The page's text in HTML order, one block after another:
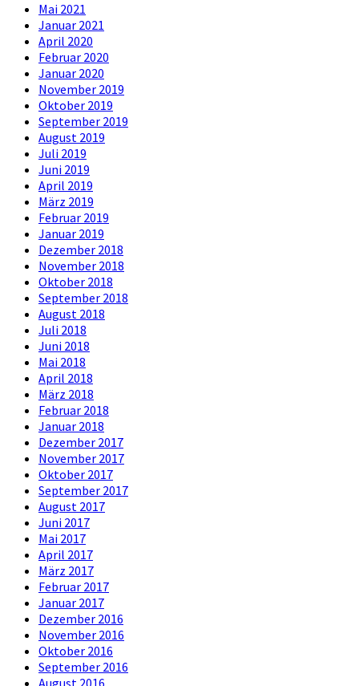
Mai 2021
Januar 2021
April 2020
Februar 2020
Januar 2020
November 2019
Oktober 2019
September 2019
August 2019
Juli 2019
Juni 2019
April 2019
März 2019
Februar 2019
Januar 2019
Dezember 2018
November 2018
Oktober 2018
September 2018
August 2018
Juli 2018
Juni 2018
Mai 2018
April 2018
März 2018
Februar 2018
Januar 2018
Dezember 2017
November 2017
Oktober 2017
September 2017
August 2017
Juni 2017
Mai 2017
April 2017
März 2017
Februar 2017
Januar 2017
Dezember 2016
November 2016
Oktober 2016
September 2016